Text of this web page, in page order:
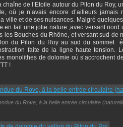
de l’Etoile autour du Pilon du Roy,
où je n’avais encore d’ailleurs jamais
ville et de ses nuisances. Malgré
en fait une jolie nature ,avec versant nord
les Bouches du Rhône, et versant sud de
du Pilon du Roy au sud du sommet
faite de la ligne haute tension.
monolithes de dolomie où s’accrochent
!
du Rove, à la belle entrée circulaire